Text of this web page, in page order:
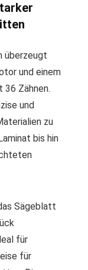
überzeugt
und einem
Zähnen.
und
zu
bis hin
Sägeblatt
für
für